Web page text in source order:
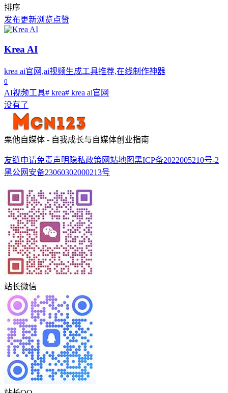
排序
发布更新浏览点赞
Krea AI
krea ai官网,ai视频生成工具推荐,在线制作神器
0
AI视频工具# krea# krea ai官网
没有了
栗他自媒体 - 自我成长与自媒体创业指南
友链申请免责声明 隐私政策 网站地图黑ICP备2022005210号-2
黑公网安备23060302000213号
站长微信